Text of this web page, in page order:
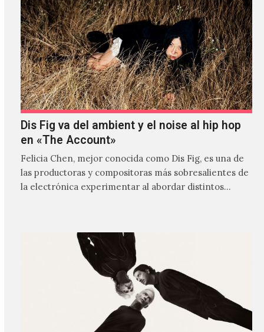
Dis Fig va del ambient y el noise al hip hop
en «The Account»
Felicia Chen, mejor conocida como Dis Fig, es una de
las productoras y compositoras más sobresalientes de
la electrónica experimentar al abordar distintos